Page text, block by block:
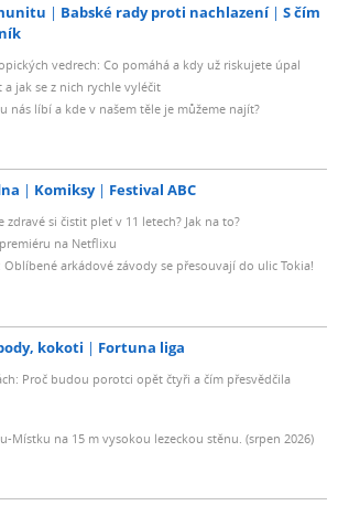
Babské rady proti nachlazení
S čím
vedrech: Co pomáhá a kdy už riskujete úpal
a jak se z nich rychle vyléčit
nás líbí a kde v našem těle je můžeme najít?
Komiksy Festival ABC
si čistit pleť v 11 letech? Jak na to?
na Netflixu
Oblíbené arkádové závody se přesouvají do ulic Tokia!
kokoti Fortuna liga
Proč budou porotci opět čtyři a čím přesvědčila
Místku na 15 m vysokou lezeckou stěnu. (srpen 2026)